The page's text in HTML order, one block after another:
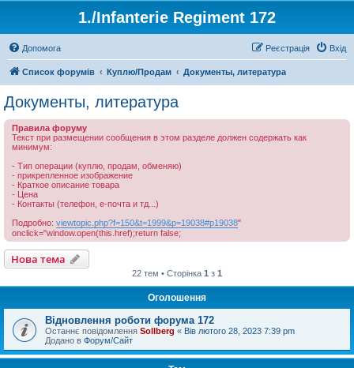
1./Infanterie Regiment 172
Допомога Вхід
Реєстрація
Список форумів Куплю/Продам Документы, литература
Документы, литература
Правила форуму
Текст при размещении сообщения в этом разделе должен содержать как
минимум:
- Тип операции (куплю, продам, обменяю)
- прикрепленное изображение
- Краткое описание товара
- Цена
- Контакты (телефон, е-почта и тд...)
Подробно: viewtopic.php?f=150&t=1999&p=19038#p19038"
onclick="window.open(this.href);return false;
Нова тема
22 тем • Сторінка 1 з 1
Оголошення
Відновлення роботи форума 172
Останнє повідомлення Sollberg « Вів лютого 28, 2023 7:39 pm
Додано в Форум/Сайт